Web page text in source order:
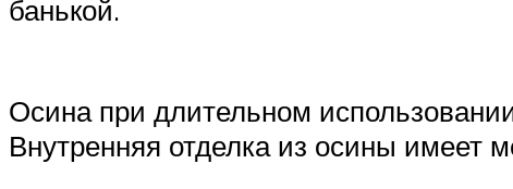
банькой.
Осина при длительном
Внутренняя отделка из осины имеет